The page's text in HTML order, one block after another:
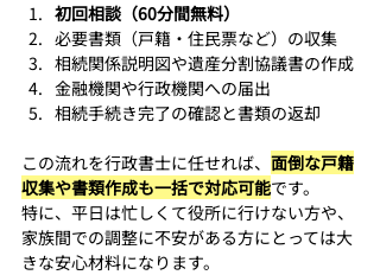
初回相談（60分間無料）
必要書類（戸籍・住民票など）の収集
相続関係説明図や遺産分割協議書の作成
金融機関や行政機関への届出
相続手続き完了の確認と書類の返却
この流れを行政書士に任せれば、 面倒な戸籍
収集や書類作成も一括で対応可能です。
特に、平日は忙しくて役所に行けない方や、
家族間での調整に不安がある方にとっては大
きな安心材料になります。